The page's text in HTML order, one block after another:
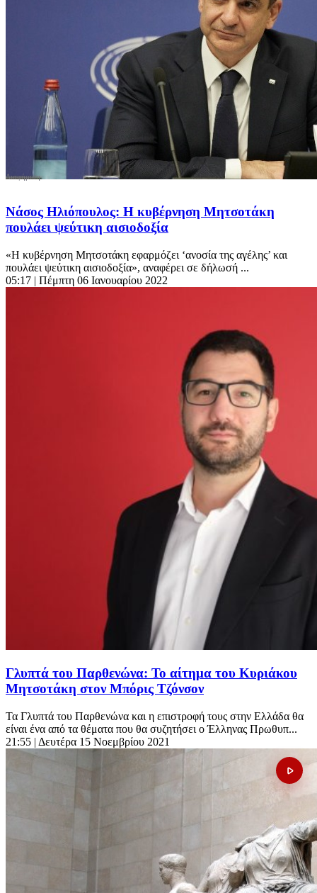
Νάσος Ηλιόπουλος: Η κυβέρνηση Μητσοτάκη
πουλάει ψεύτικη αισιοδοξία
«Η κυβέρνηση Μητσοτάκη εφαρμόζει ‘ανοσία της αγέλης’ και
πουλάει ψεύτικη αισιοδοξία», αναφέρει σε δήλωσή ...
05:17 | Πέμπτη 06 Ιανουαρίου 2022
Γλυπτά του Παρθενώνα: Το αίτημα του Κυριάκου
Μητσοτάκη στον Μπόρις Τζόνσον
Τα Γλυπτά του Παρθενώνα και η επιστροφή τους στην Ελλάδα θα
είναι ένα από τα θέματα που θα συζητήσει ο Έλληνας Πρωθυπ...
21:55 | Δευτέρα 15 Νοεμβρίου 2021